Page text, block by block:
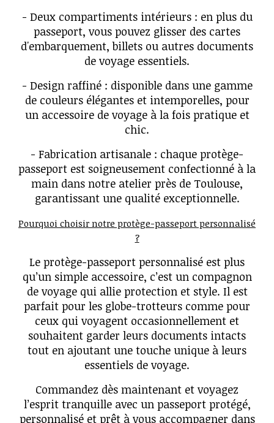
- Deux compartiments intérieurs : en plus du
passeport, vous pouvez glisser des cartes
d'embarquement, billets ou autres documents
de voyage essentiels.
- Design raffiné : disponible dans une gamme
de couleurs élégantes et intemporelles, pour
un accessoire de voyage à la fois pratique et
chic.
- Fabrication artisanale : chaque protège-
passeport est soigneusement confectionné à la
main dans notre atelier près de Toulouse,
garantissant une qualité exceptionnelle.
Pourquoi choisir notre protège-passeport personnalisé
?
Le protège-passeport personnalisé est plus
qu’un simple accessoire, c’est un compagnon
de voyage qui allie protection et style. Il est
parfait pour les globe-trotteurs comme pour
ceux qui voyagent occasionnellement et
souhaitent garder leurs documents intacts
tout en ajoutant une touche unique à leurs
essentiels de voyage.
Commandez dès maintenant et voyagez
l’esprit tranquille avec un passeport protégé,
personnalisé et prêt à vous accompagner dans